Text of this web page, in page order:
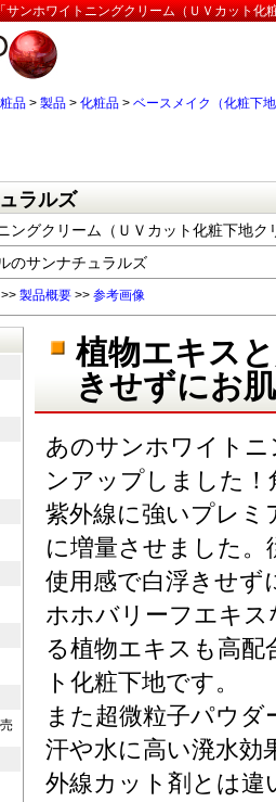
ンホワイトニングクリーム（ＵＶカット
品 > 製品 > 化粧品 > ベースメイク（化粧下
ラルズ
ングクリーム（ＵＶカット化粧下地ク
のサンナチュラルズ
>> 製品概要 >> 参考画像
植物エキス
きせずにお
あのサンホワイト
ンアップしました
紫外線に強いプレ
に増量させました
使用感で白浮きせず
ホホバリーフエキ
る植物エキスも高
ト化粧下地です。
また超微粒子パウ
汗や水に高い溌水効
外線カット剤とは違